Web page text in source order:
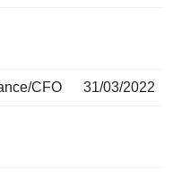
CFO 31/03/2022